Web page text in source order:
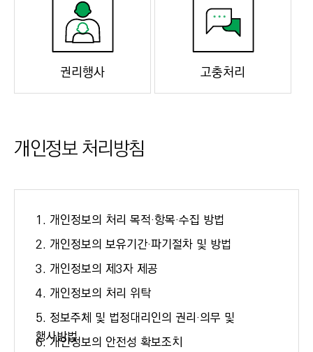
권리행사 고충처리
개인정보 처리방침
1. 개인정보의 처리 목적·항목·수집 방법
2. 개인정보의 보유기간·파기절차 및 방법
3. 개인정보의 제3자 제공
4. 개인정보의 처리 위탁
5. 정보주체 및 법정대리인의 권리·의무 및
행사방법
6. 개인정보의 안전성 확보조치